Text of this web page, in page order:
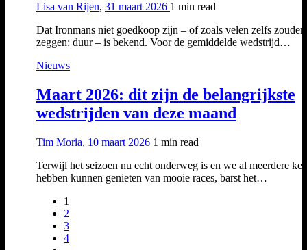
Lisa van Rijen, 31 maart 2026 1 min read
Dat Ironmans niet goedkoop zijn – of zoals velen zelfs zouden
zeggen: duur – is bekend. Voor de gemiddelde wedstrijd…
Nieuws
Maart 2026: dit zijn de belangrijkste
wedstrijden van deze maand
Tim Moria, 10 maart 2026 1 min read
Terwijl het seizoen nu echt onderweg is en we al meerdere
hebben kunnen genieten van mooie races, barst het…
1
2
3
4